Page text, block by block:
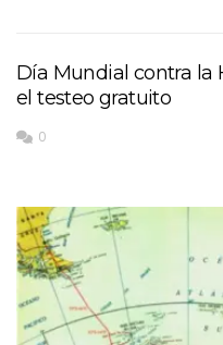
Día Mundial contra la
el testeo gratuito
0